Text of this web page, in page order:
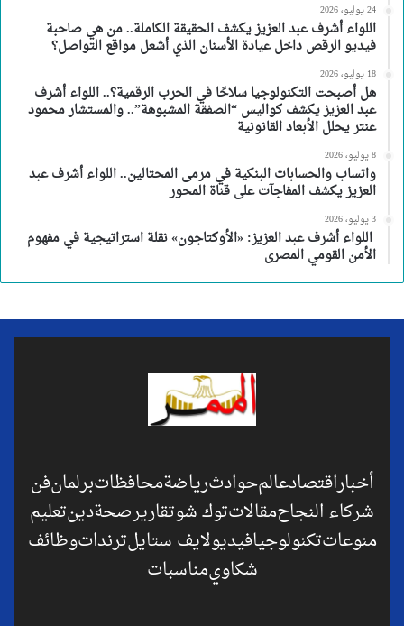
24 يوليو، 2026
اللواء أشرف عبد العزيز يكشف الحقيقة الكاملة.. من هي صاحبة
فيديو الرقص داخل عيادة الأسنان الذي أشعل مواقع التواصل؟
18 يوليو، 2026
هل أصبحت التكنولوجيا سلاحًا في الحرب الرقمية؟.. اللواء أشرف
عبد العزيز يكشف كواليس “الصفقة المشبوهة”.. والمستشار محمود
عنتر يحلل الأبعاد القانونية
8 يوليو، 2026
واتساب والحسابات البنكية في مرمى المحتالين.. اللواء أشرف عبد
العزيز يكشف المفاجآت على قناة المحور
3 يوليو، 2026
اللواء أشرف عبد العزيز: «الأوكتاجون» نقلة استراتيجية في مفهوم
الأمن القومي المصرى
أخباراقتصادعالمحوادثرياضةمحافظاتبرلمانفن
شركاء النجاحمقالاتتوك شوتقاريرصحةدينتعليم
منوعاتتكنولوجيافيديولايف ستايلترنداتوظائف
شكاويمناسبات